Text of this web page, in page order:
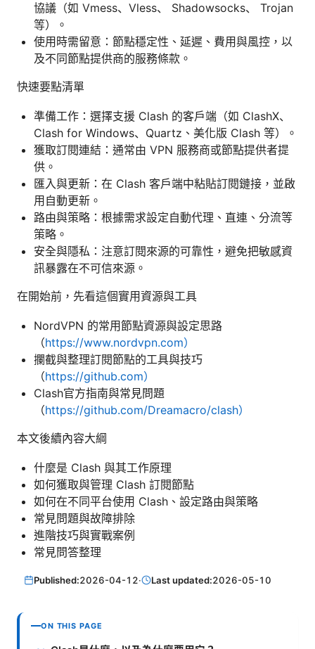
協議（如 Vmess、Vless、 Shadowsocks、 Trojan
等）。
使用時需留意：節點穩定性、延遲、費用與風控，以
及不同節點提供商的服務條款。
快速要點清單
準備工作：選擇支援 Clash 的客戶端（如 ClashX、
Clash for Windows、Quartz、美化版 Clash 等）。
獲取訂閱連結：通常由 VPN 服務商或節點提供者提
供。
匯入與更新：在 Clash 客戶端中粘貼訂閱鏈接，並啟
用自動更新。
路由與策略：根據需求設定自動代理、直連、分流等
策略。
安全與隱私：注意訂閱來源的可靠性，避免把敏感資
訊暴露在不可信來源。
在開始前，先看這個實用資源與工具
NordVPN 的常用節點資源與設定思路
（https://www.nordvpn.com）
攔截與整理訂閱節點的工具與技巧
（https://github.com）
Clash官方指南與常見問題
（https://github.com/Dreamacro/clash）
本文後續內容大綱
什麼是 Clash 與其工作原理
如何獲取與管理 Clash 訂閱節點
如何在不同平台使用 Clash、設定路由與策略
常見問題與故障排除
進階技巧與實戰案例
常見問答整理
Published:2026-04-12· Last updated:2026-05-10
ON THIS PAGE